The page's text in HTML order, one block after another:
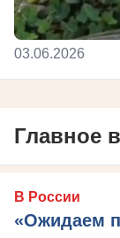
03.06.2026
Главное
В России
«Ожидаем